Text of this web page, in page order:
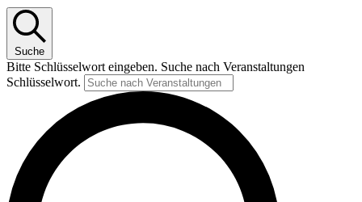
Suche
Bitte Schlüsselwort eingeben. Suche nach Veranstaltungen
Schlüsselwort.